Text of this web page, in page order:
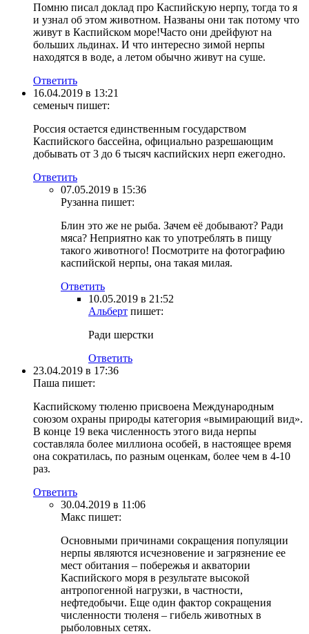
Помню писал доклад про Каспийскую нерпу, тогда то я
и узнал об этом животном. Названы они так потому что
живут в Каспийском море!Часто они дрейфуют на
больших льдинах. И что интересно зимой нерпы
находятся в воде, а летом обычно живут на суше.
Ответить
16.04.2019 в 13:21
семеныч пишет:
Россия остается единственным государством
Каспийского бассейна, официально разрешающим
добывать от 3 до 6 тысяч каспийских нерп ежегодно.
Ответить
07.05.2019 в 15:36
Рузанна пишет:
Блин это же не рыба. Зачем её добывают? Ради
мяса? Неприятно как то употреблять в пищу
такого животного! Посмотрите на фотографию
каспийской нерпы, она такая милая.
Ответить
10.05.2019 в 21:52
Альберт пишет:
Ради шерстки
Ответить
23.04.2019 в 17:36
Паша пишет:
Каспийскому тюленю присвоена Международным
союзом охраны природы категория «вымирающий вид».
В конце 19 века численность этого вида нерпы
составляла более миллиона особей, в настоящее время
она сократилась, по разным оценкам, более чем в 4-10
раз.
Ответить
30.04.2019 в 11:06
Макс пишет:
Основными причинами сокращения популяции
нерпы являются исчезновение и загрязнение ее
мест обитания – побережья и акватории
Каспийского моря в результате высокой
антропогенной нагрузки, в частности,
нефтедобычи. Еще один фактор сокращения
численности тюленя – гибель животных в
рыболовных сетях.